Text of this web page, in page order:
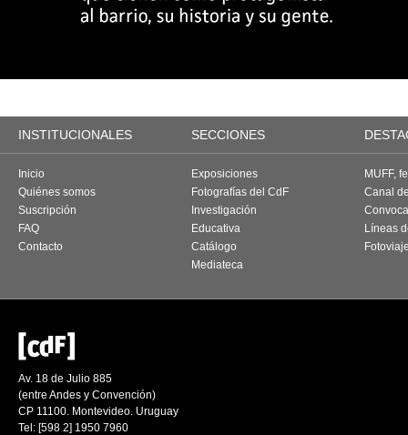
INSTITUCIONALES SECCIONES
Inicio
Quiénes somos
Suscripción
FAQ
Contacto
Exposiciones
Fotografías del CdF
Investigación
Educativa
Catálogo
Mediateca
MUFF,
Canal
Líneas
Av. 18 de Julio 885
(entre Andes y Convención)
CP 11100. Montevideo. Uruguay
Tel: [598 2] 1950 7960